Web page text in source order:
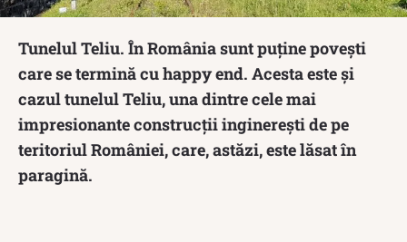
Tunelul Teliu. În România sunt puține povești
care se termină cu happy end. Acesta este și
cazul tunelul Teliu, una dintre cele mai
impresionante construcții inginerești de pe
teritoriul României, care, astăzi, este lăsat în
paragină.